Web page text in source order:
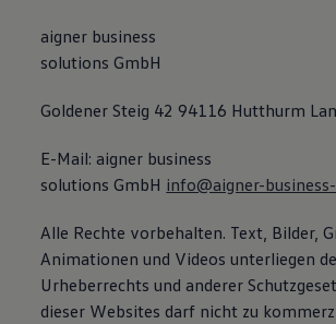
aigner business
solutions GmbH
Goldener Steig 42 94116 Hutthurm
E-Mail: aigner business
solutions GmbH info@aigner-
Alle Rechte vorbehalten. Text, Bilder,
Animationen und Videos unterliegen
Urheberrechts und anderer
dieser Websites darf nicht zu